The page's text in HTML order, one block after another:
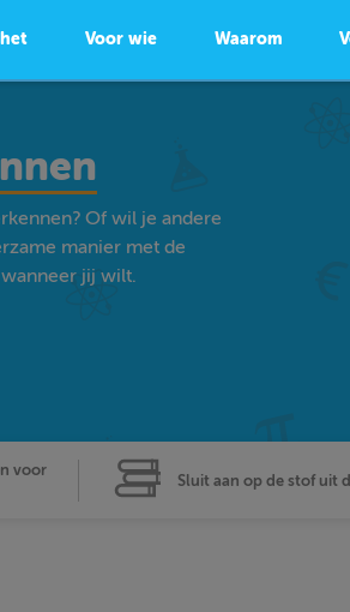
Voor wie Waarom
Of wil je andere
manier met de
jij wilt.
voor
Sluit aan op de stof uit